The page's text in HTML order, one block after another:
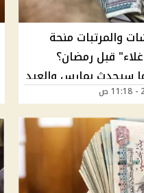
والمرتبات منحة
قبل رمضان؟
سيحدث بمارس والعيد